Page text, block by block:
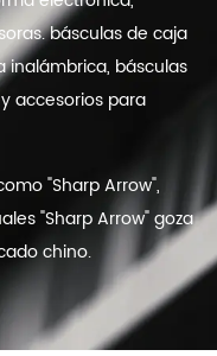
básculas de caja
inalámbrica, básculas
accesorios para
"Sharp Arrow",
"Sharp Arrow" goza
chino.